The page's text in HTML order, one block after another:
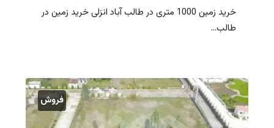
خرید زمین 1000 متری در طالب آباد انزلی خرید زمین در
طالب...
فروش